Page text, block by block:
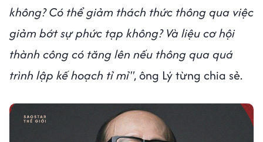
không? Có thể giảm thách thức thông qua việc
giảm bớt sự phức tạp không? Và liệucơ hội
thành công có tăng lên nếu thông qua quá
trình lập kế hoạch tỉ mỉ", ông Lý từng chia sẻ.